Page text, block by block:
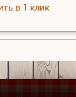
в 1 клик